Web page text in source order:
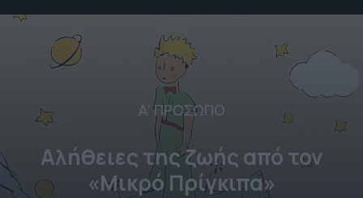
Α' ΠΡΟΣΩΠΟ
Αλήθειες της ζωής από τον
«Μικρό Πρίγκιπα»